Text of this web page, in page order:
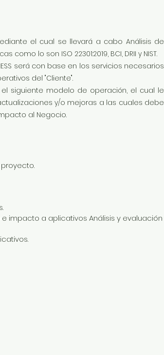
el cual se llevará a cabo Análisis de
lo son ISO 22301:2019, BCI, DRII y NIST.
será con base en los servicios necesarios
del "Cliente".
el siguiente modelo de operación, el cual le
y/o mejoras a las cuales debe
al Negocio.
impacto a aplicativos Análisis y evaluación